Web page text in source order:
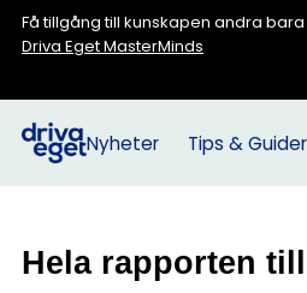
Få tillgång till kunskapen andra
Driva Eget MasterMinds
Nyheter Tips & Guider
Hela rapporten